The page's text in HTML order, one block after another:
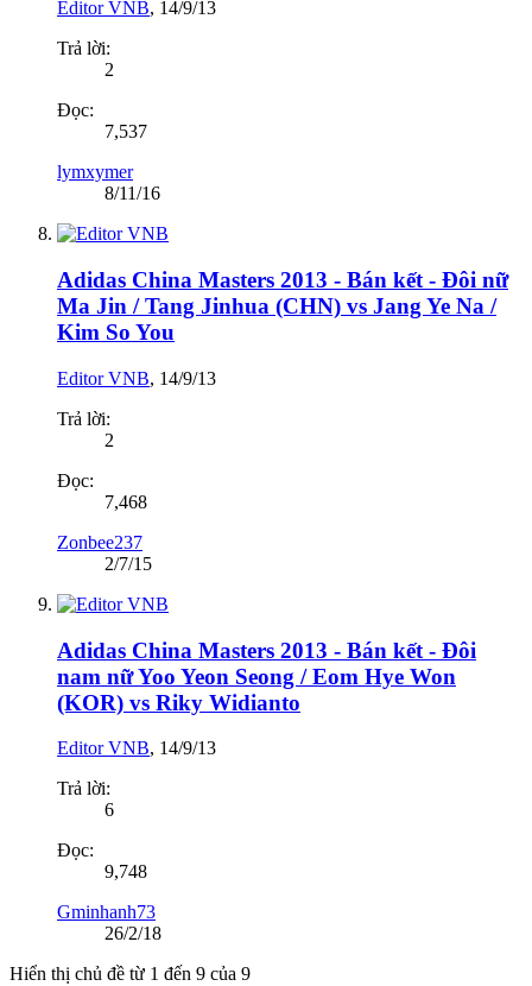
Editor VNB, 14/9/13
Trả lời:
2
Đọc:
7,537
lymxymer
8/11/16
Adidas China Masters 2013 - Bán kết - Đôi nữ
Ma Jin / Tang Jinhua (CHN) vs Jang Ye Na /
Kim So You
Editor VNB, 14/9/13
Trả lời:
2
Đọc:
7,468
Zonbee237
2/7/15
Adidas China Masters 2013 - Bán kết - Đôi
nam nữ Yoo Yeon Seong / Eom Hye Won
(KOR) vs Riky Widianto
Editor VNB, 14/9/13
Trả lời:
6
Đọc:
9,748
Gminhanh73
26/2/18
Hiển thị chủ đề từ 1 đến 9 của 9